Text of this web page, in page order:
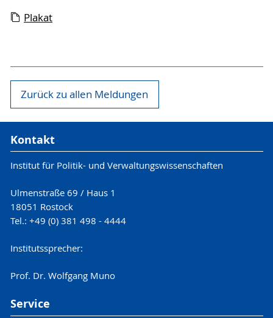
Plakat
Zurück zu allen Meldungen
Kontakt
Institut für Politik- und Verwaltungswissenschaften
Ulmenstraße 69 / Haus 1
18051 Rostock
Tel.: +49 (0) 381 498 - 4444
Institutssprecher:
Prof. Dr. Wolfgang Muno
Service